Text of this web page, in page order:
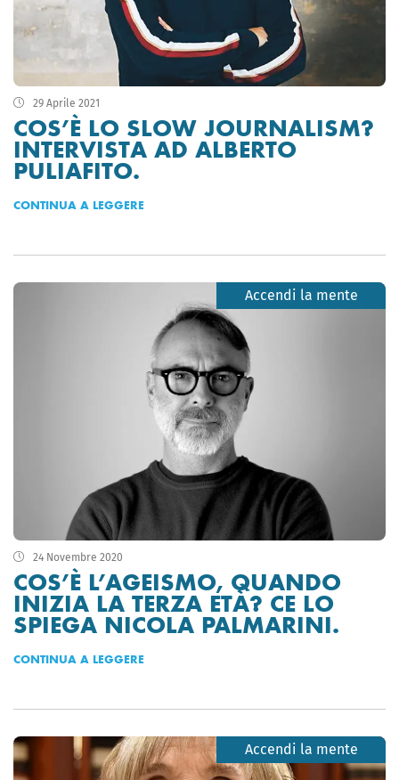
29 Aprile 2021
COS’È LO SLOW JOURNALISM?
INTERVISTA AD ALBERTO
PULIAFITO.
CONTINUA A LEGGERE
Accendi la mente
24 Novembre 2020
COS’È L’AGEISMO, QUANDO
INIZIA LA TERZA ETÀ? CE LO
SPIEGA NICOLA PALMARINI.
CONTINUA A LEGGERE
Accendi la mente